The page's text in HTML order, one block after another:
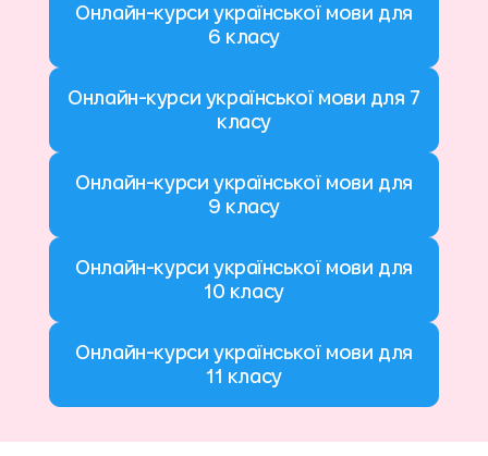
Онлайн-курси української мови для
6 класу
Онлайн-курси української мови для 7
класу
Онлайн-курси української мови для
9 класу
Онлайн-курси української мови для
10 класу
Онлайн-курси української мови для
11 класу